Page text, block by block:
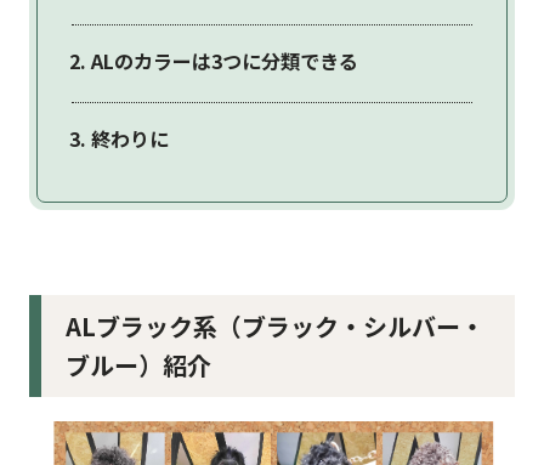
ALのカラーは3つに分類できる
終わりに
ALブラック系（ブラック・シルバー・
ブルー）紹介